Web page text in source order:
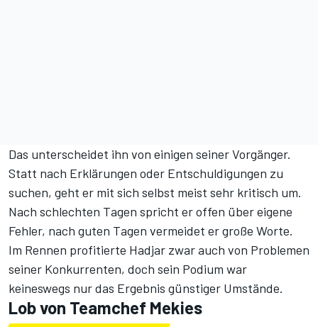
Das unterscheidet ihn von einigen seiner Vorgänger.
Statt nach Erklärungen oder Entschuldigungen zu
suchen, geht er mit sich selbst meist sehr kritisch um.
Nach schlechten Tagen spricht er offen über eigene
Fehler, nach guten Tagen vermeidet er große Worte.
Im Rennen profitierte Hadjar zwar auch von Problemen
seiner Konkurrenten, doch sein Podium war
keineswegs nur das Ergebnis günstiger Umstände.
Lob von Teamchef Mekies